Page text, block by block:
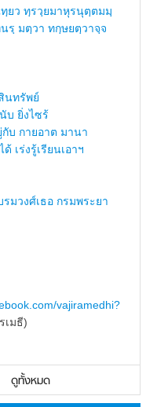
ทฺยว ทฺรวฺยมาหุรนุตฺตมมฺ
รฺ มตฺวา ทกฺษยตฺวาจฺจ
นทรัพย์
บ ยิ่งไซร้
กับ กายอาต มานา
เร่งรู้เรียนเอาฯ
รมวงศ์เธอ กรมพระยา
vajiramedhi?
มธี)
ดูทั้งหมด